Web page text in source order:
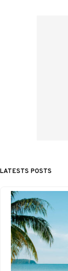
LATESTS POSTS